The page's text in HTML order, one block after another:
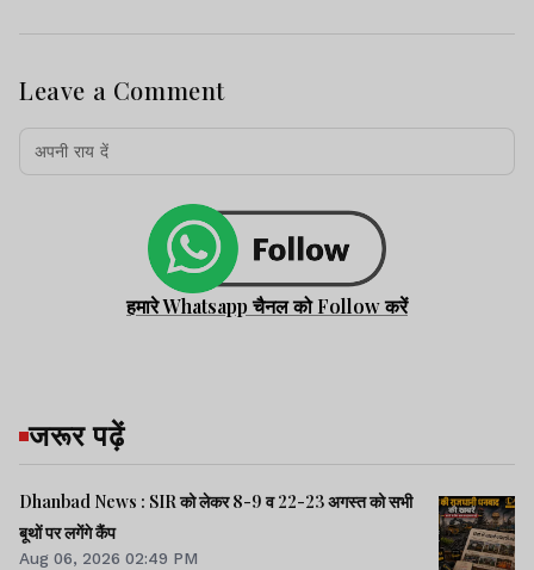
Leave a Comment
हमारे Whatsapp चैनल को Follow करें
जरूर पढ़ें
Dhanbad News : SIR को लेकर 8-9 व 22-23 अगस्त को सभी
बूथों पर लगेंगे कैंप
Aug 06, 2026 02:49 PM